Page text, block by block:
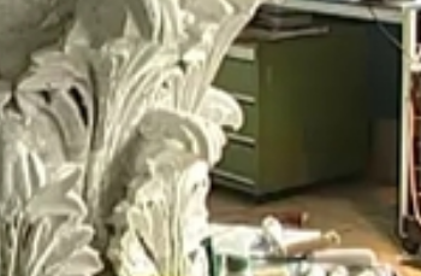
ásatások során kerültek a felszínre.
istennő dicsőségét. Ám a múló idő ebben